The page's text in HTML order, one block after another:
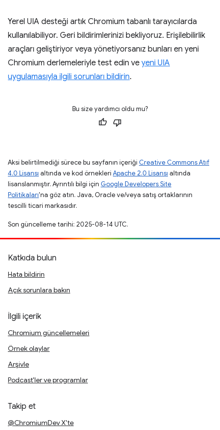
Yerel UIA desteği artık Chromium tabanlı tarayıcılarda
kullanılabiliyor. Geri bildirimlerinizi bekliyoruz. Erişilebilirlik
araçları geliştiriyor veya yönetiyorsanız bunları en yeni
Chromium derlemeleriyle test edin ve yeni UIA
uygulamasıyla ilgili sorunları bildirin.
Bu size yardımcı oldu mu?
Aksi belirtilmediği sürece bu sayfanın içeriği Creative Commons Atıf
4.0 Lisansı altında ve kod örnekleri Apache 2.0 Lisansı altında
lisanslanmıştır. Ayrıntılı bilgi için Google Developers Site
Politikaları'na göz atın. Java, Oracle ve/veya satış ortaklarının
tescilli ticari markasıdır.
Son güncelleme tarihi: 2025-08-14 UTC.
Katkıda bulun
Hata bildirin
Açık sorunlara bakın
İlgili içerik
Chromium güncellemeleri
Örnek olaylar
Arşivle
Podcast'ler ve programlar
Takip et
@ChromiumDev X'te